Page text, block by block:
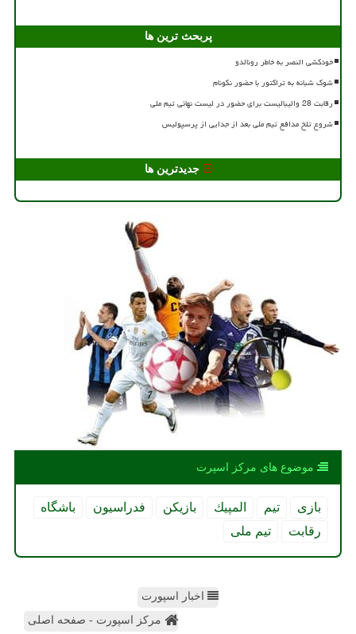
پربحث ترین ها
خودکشی النصر به خاطر رونالدو
شوک شبانه به تراکتور با حضور نکونام
رقابت 28 والیبالیست برای حضور در لیست نهائی تیم ملی
شروع تلخ مدافع تیم ملی بعد از جدایی از پرسپولیس
جدیدترین ها
موضوع های مركز اسپرت
بازی تیم المپیك بازیكن فدراسیون
باشگاه
رقابت
تیم ملی
اخبار اسپورت
مرکز اسپورت - صفحه اصلی